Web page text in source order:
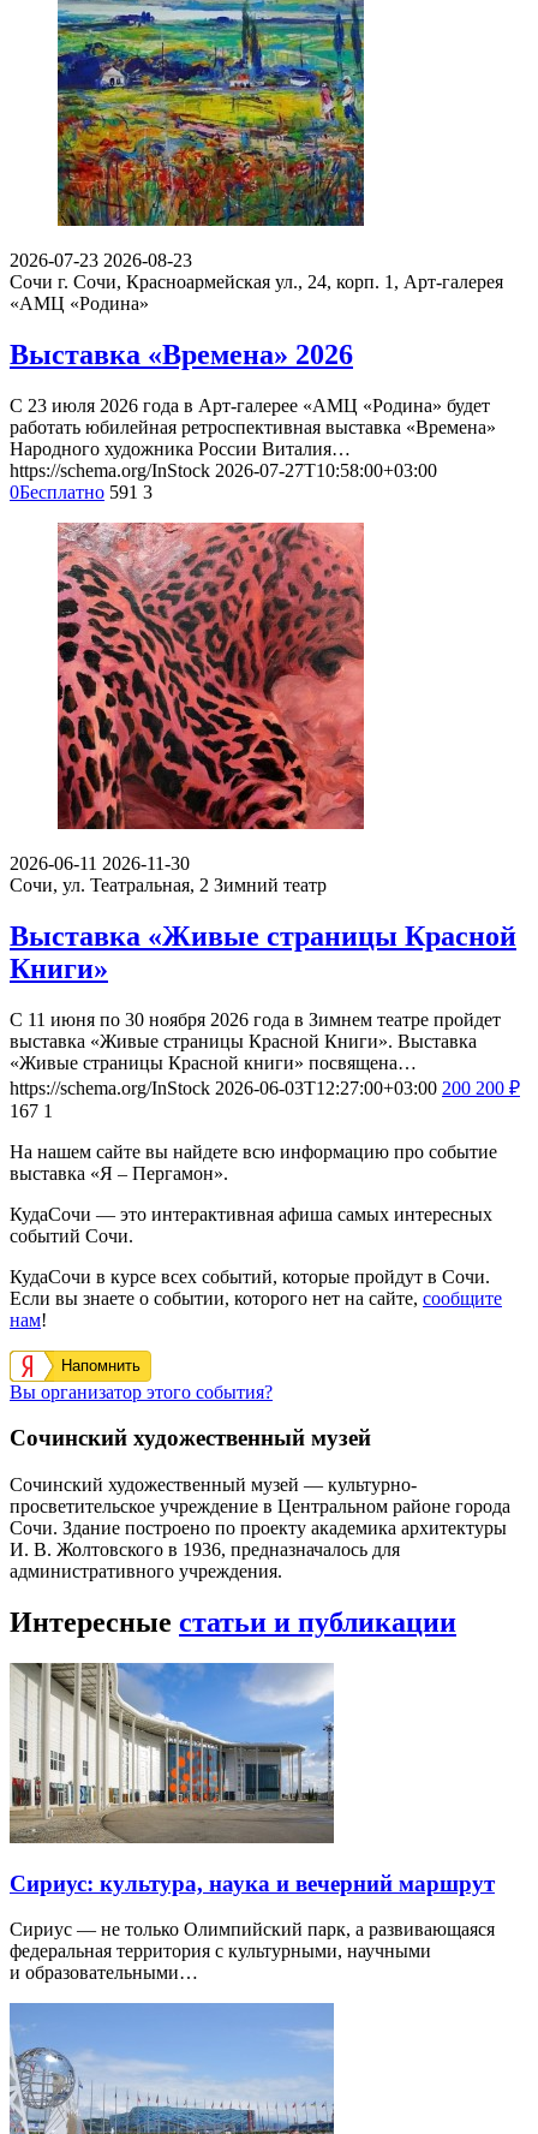
2026-07-23 2026-08-23
Сочи г. Сочи, Красноармейская ул., 24, корп. 1, Арт-галерея
«АМЦ «Родина»
Выставка «Времена» 2026
С 23 июля 2026 года в Арт-галерее «АМЦ «Родина» будет
работать юбилейная ретроспективная выставка «Времена»
Народного художника России Виталия…
https://schema.org/InStock 2026-07-27T10:58:00+03:00
0Бесплатно 591 3
2026-06-11 2026-11-30
Сочи, ул. Театральная, 2 Зимний театр
Выставка «Живые страницы Красной
Книги»
С 11 июня по 30 ноября 2026 года в Зимнем театре пройдет
выставка «Живые страницы Красной Книги». Выставка
«Живые страницы Красной книги» посвящена…
https://schema.org/InStock 2026-06-03T12:27:00+03:00 200 200 ₽
167 1
На нашем сайте вы найдете всю информацию про событие
выставка «Я – Пергамон».
КудаСочи — это интерактивная афиша самых интересных
событий Сочи.
КудаСочи в курсе всех событий, которые пройдут в Сочи.
Если вы знаете о событии, которого нет на сайте, сообщите
нам!
Напомнить
Вы организатор этого события?
Сочинский художественный музей
Сочинский художественный музей — культурно-
просветительское учреждение в Центральном районе города
Сочи. Здание построено по проекту академика архитектуры
И. В. Жолтовского в 1936, предназначалось для
административного учреждения.
Интересные статьи и публикации
Сириус: культура, наука и вечерний маршрут
Сириус — не только Олимпийский парк, а развивающаяся
федеральная территория с культурными, научными
и образовательными…